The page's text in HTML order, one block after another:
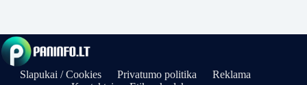
Slapukai / Cookies Privatumo politika
Reklama